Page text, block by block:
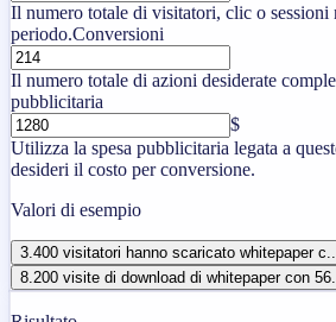
Il numero totale di visitatori, clic o sessioni
periodo.Conversioni
Il numero totale di azioni desiderate
pubblicitaria
$
Utilizza la spesa pubblicitaria legata a
desideri il costo per conversione.
Valori di esempio
3.400 visitatori hanno scaricato whitepaper c...
8.200 visite di download di whitepaper con 56...